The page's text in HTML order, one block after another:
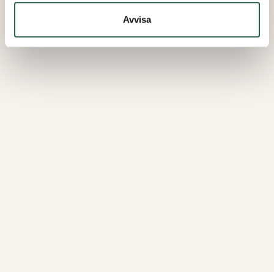
Avvisa